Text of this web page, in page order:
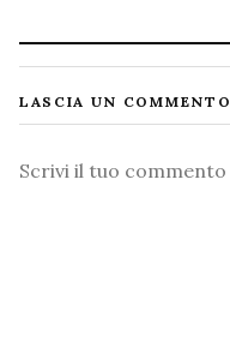
LASCIA UN COMMENTO
Commento